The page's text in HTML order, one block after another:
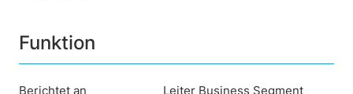
Funktion
Berichtet an Leiter Business Segment